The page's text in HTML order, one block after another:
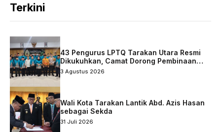
Terkini
43 Pengurus LPTQ Tarakan Utara Resmi
Dikukuhkan, Camat Dorong Pembinaan
Qurani Berkelanjutan
3 Agustus 2026
Wali Kota Tarakan Lantik Abd. Azis Hasan
sebagai Sekda
31 Juli 2026